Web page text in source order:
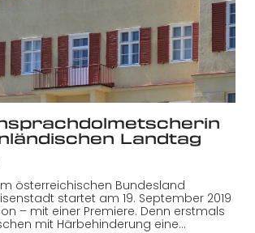
Landtag
österreichischen Bundesland
startet am 19. September 2019
– mit einer Premiere. Denn erstmals
mit Härbehinderung eine…